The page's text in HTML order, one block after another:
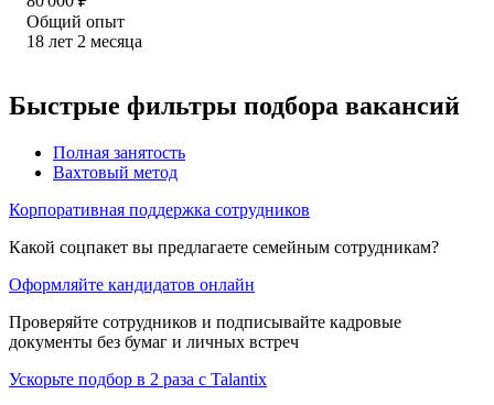
Общий опыт
18 лет 2 месяца
Быстрые фильтры подбора вакансий
Полная занятость
Вахтовый метод
Корпоративная поддержка сотрудников
Какой соцпакет вы предлагаете семейным сотрудникам?
Оформляйте кандидатов онлайн
Проверяйте сотрудников и подписывайте кадровые
документы без бумаг и личных встреч
Ускорьте подбор в 2 раза с Talantix